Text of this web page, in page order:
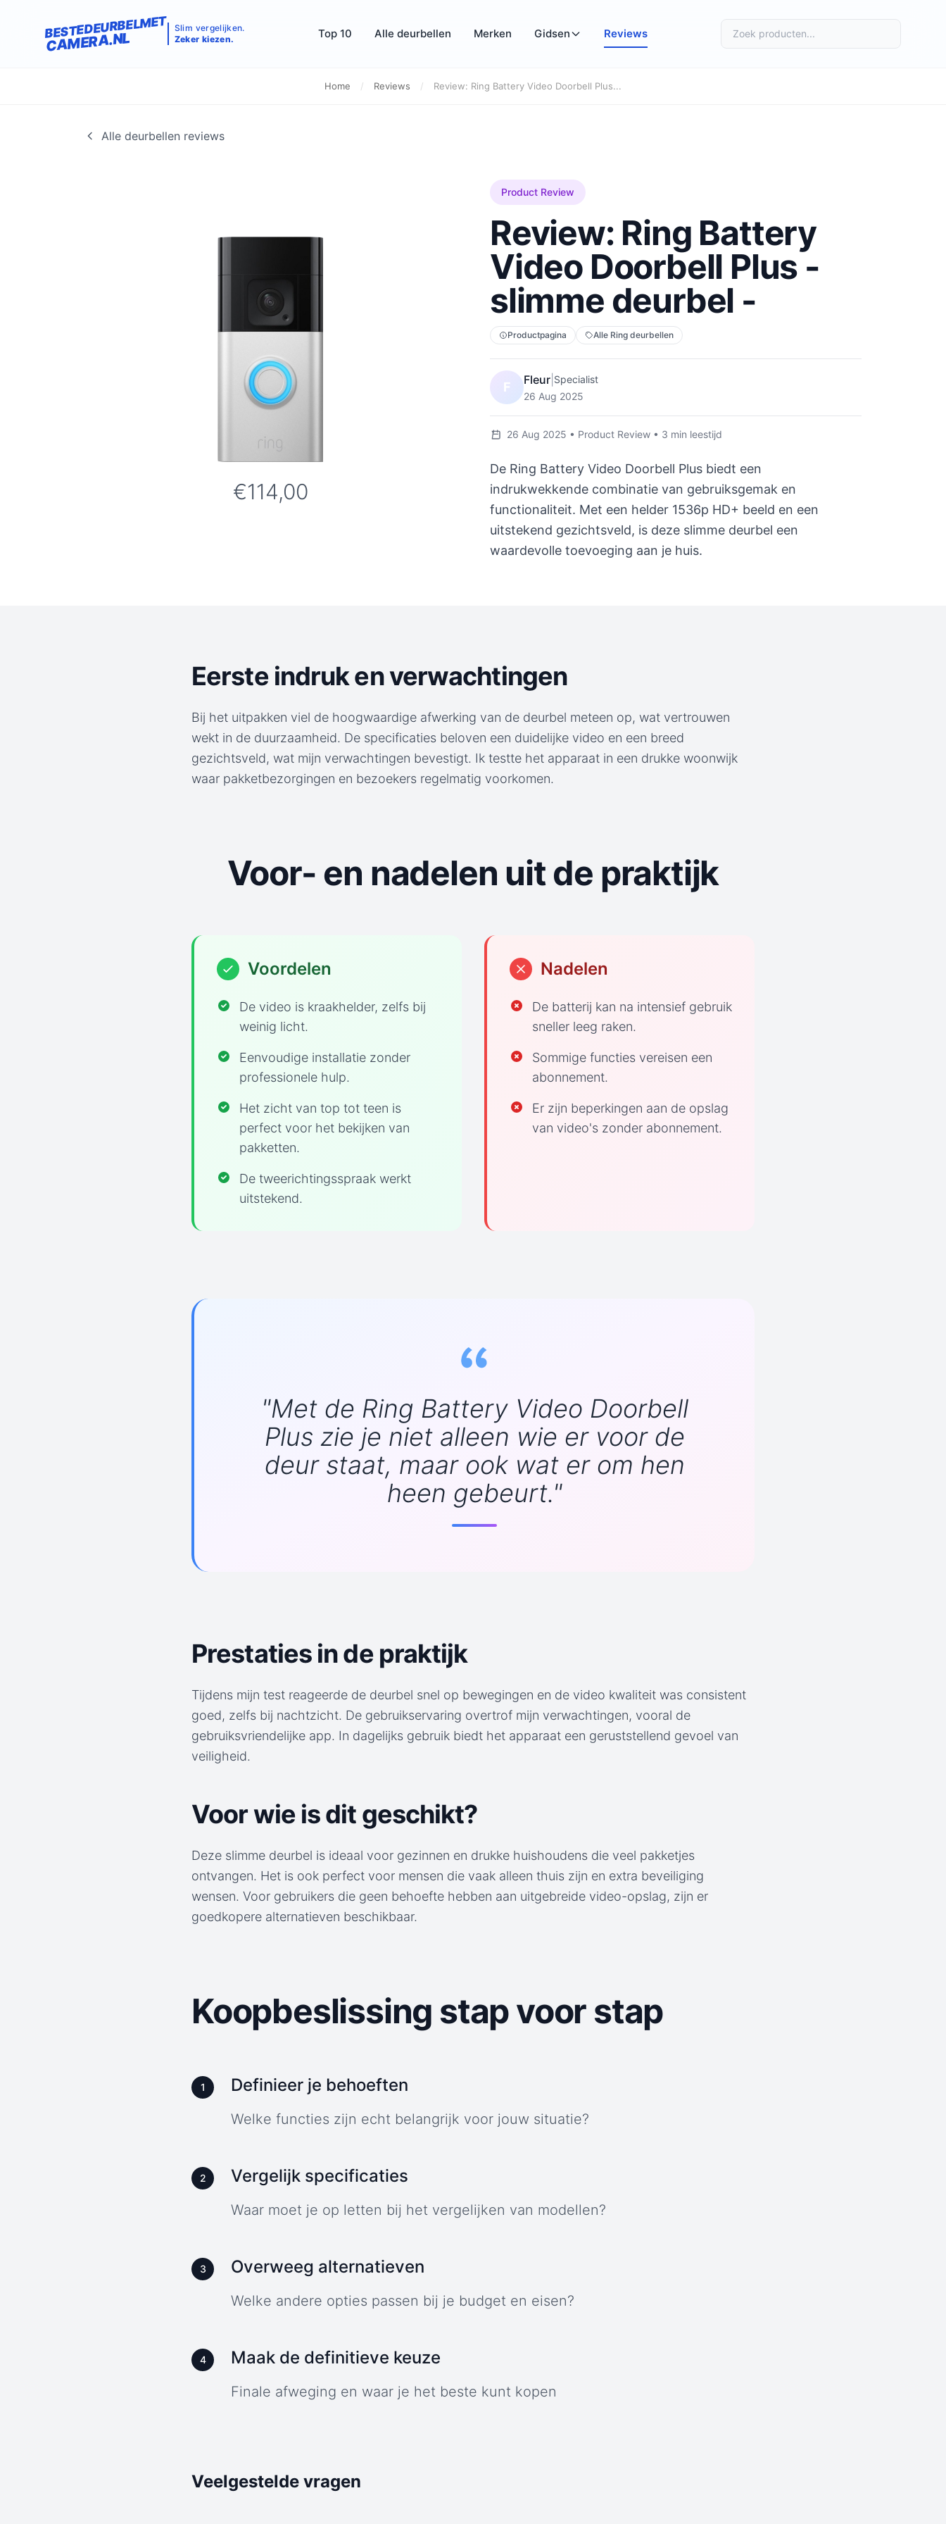
BESTEDEURBELMET
CAMERA.NL
Slim vergelijken.
Zeker kiezen.
Top 10 Alle deurbellen Merken Gidsen Reviews
Home / Reviews / Review: Ring Battery Video Doorbell Plus...
Alle deurbellen reviews
€114,00
Product Review
Review: Ring Battery
Video Doorbell Plus -
slimme deurbel -
Productpagina Alle Ring deurbellen
F Fleur Specialist
26 Aug 2025
26 Aug 2025 • Product Review • 3 min leestijd
De Ring Battery Video Doorbell Plus biedt een
indrukwekkende combinatie van gebruiksgemak en
functionaliteit. Met een helder 1536p HD+ beeld en een
uitstekend gezichtsveld, is deze slimme deurbel een
waardevolle toevoeging aan je huis.
Eerste indruk en verwachtingen
Bij het uitpakken viel de hoogwaardige afwerking van de deurbel meteen op, wat vertrouwen
wekt in de duurzaamheid. De specificaties beloven een duidelijke video en een breed
gezichtsveld, wat mijn verwachtingen bevestigt. Ik testte het apparaat in een drukke woonwijk
waar pakketbezorgingen en bezoekers regelmatig voorkomen.
Voor- en nadelen uit de praktijk
Voordelen
De video is kraakhelder, zelfs bij
weinig licht.
Eenvoudige installatie zonder
professionele hulp.
Het zicht van top tot teen is
perfect voor het bekijken van
pakketten.
De tweerichtingsspraak werkt
uitstekend.
Nadelen
De batterij kan na intensief gebruik
sneller leeg raken.
Sommige functies vereisen een
abonnement.
Er zijn beperkingen aan de opslag
van video's zonder abonnement.
"Met de Ring Battery Video Doorbell
Plus zie je niet alleen wie er voor de
deur staat, maar ook wat er om hen
heen gebeurt."
Prestaties in de praktijk
Tijdens mijn test reageerde de deurbel snel op bewegingen en de video kwaliteit was consistent
goed, zelfs bij nachtzicht. De gebruikservaring overtrof mijn verwachtingen, vooral de
gebruiksvriendelijke app. In dagelijks gebruik biedt het apparaat een geruststellend gevoel van
veiligheid.
Voor wie is dit geschikt?
Deze slimme deurbel is ideaal voor gezinnen en drukke huishoudens die veel pakketjes
ontvangen. Het is ook perfect voor mensen die vaak alleen thuis zijn en extra beveiliging
wensen. Voor gebruikers die geen behoefte hebben aan uitgebreide video-opslag, zijn er
goedkopere alternatieven beschikbaar.
Koopbeslissing stap voor stap
1 Definieer je behoeften
Welke functies zijn echt belangrijk voor jouw situatie?
2 Vergelijk specificaties
Waar moet je op letten bij het vergelijken van modellen?
3 Overweeg alternatieven
Welke andere opties passen bij je budget en eisen?
4 Maak de definitieve keuze
Finale afweging en waar je het beste kunt kopen
Veelgestelde vragen